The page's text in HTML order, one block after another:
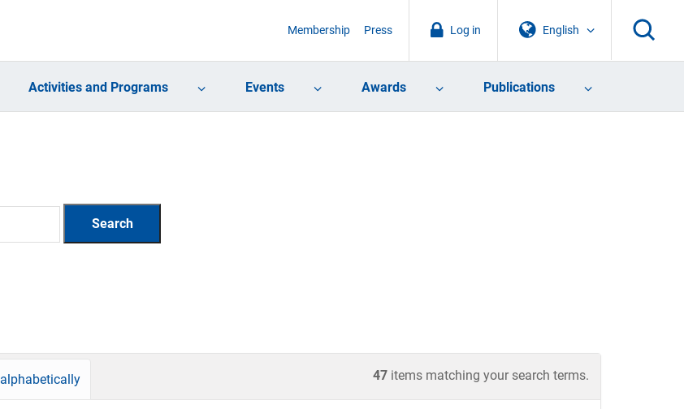
English
Log in
Membership Press
Activities and Programs Events Awards Publications
47 items matching your search terms.
alphabetically